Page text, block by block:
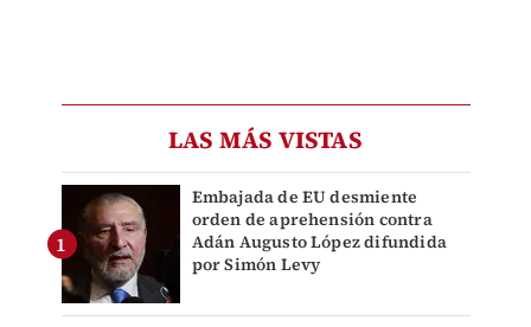
LAS MÁS VISTAS
Embajada de EU desmiente
orden de aprehensión contra
Adán Augusto López difundida
por Simón Levy